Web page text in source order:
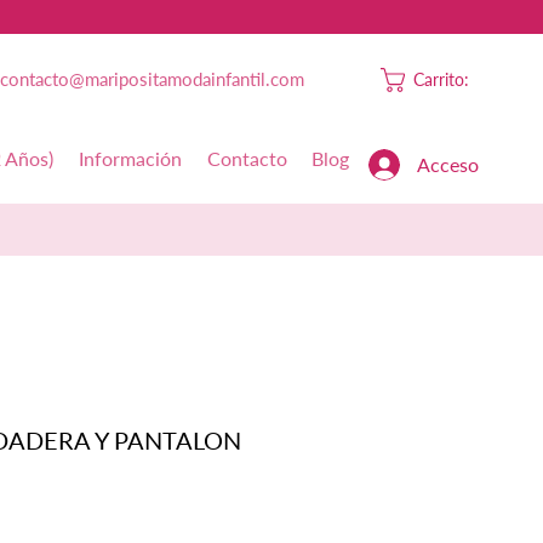
contacto@maripositamodainfantil.com Carrito:
Años) Información Contacto Blog Acceso
Y PANTALON